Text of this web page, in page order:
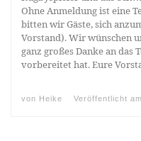
Ohne Anmeldung ist eine
bitten wir Gäste, sich
Vorstand). Wir wünschen
ganz großes Danke an das
vorbereitet hat. Eure
von Heike Veröffentlicht am